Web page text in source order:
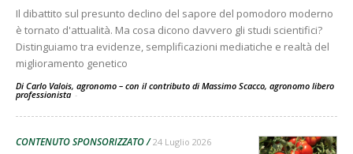
Il dibattito sul presunto declino del sapore del pomodoro moderno
è tornato d'attualità. Ma cosa dicono davvero gli studi scientifici?
Distinguiamo tra evidenze, semplificazioni mediatiche e realtà del
miglioramento genetico
Di Carlo Valois, agronomo – con il contributo di Massimo Scacco, agronomo libero
professionista -
CONTENUTO SPONSORIZZATO 24 Luglio 2026